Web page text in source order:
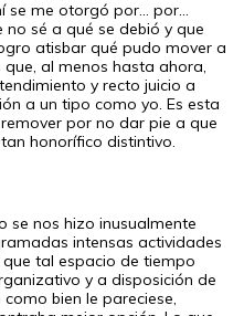
se me otorgó por... por...
no sé a qué se debió y que
atisbar qué pudo mover a
al menos hasta ahora,
y recto juicio a
a un tipo como yo. Es esta
por no dar pie a que
honorífico distintivo.
se nos hizo inusualmente
intensas actividades
tal espacio de tiempo
y a disposición de
bien le pareciese,